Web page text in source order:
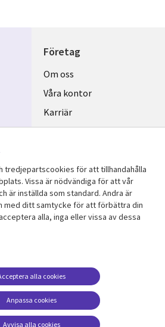
Företag
Useful
links
SWEDEN
Om oss
Våra kontor
Karriär
Hållbarhet
SWEDEN
dataskydd
Accessibility
Terms of Use
Hantering av cookies
tredjepartscookies för att tillhandahålla
Vissa är nödvändiga för att vår
är inställda som standard. Andra är
med ditt samtycke för att förbättra din
alla, inga eller vissa av dessa
Anpassa cookies
alla cookies
Avvisa alla cookies